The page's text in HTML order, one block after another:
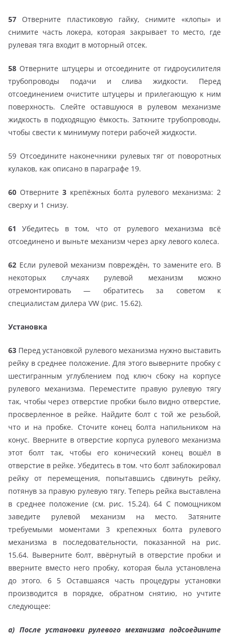
57 Отверните пластиковую гайку, снимите «клопы» и
снимите часть локера, которая закрывает то место, где
рулевая тяга входит в моторный отсек.
58 Отверните штуцеры и отсоедините от гидроусилителя
трубопроводы подачи и слива жидкости. Перед
отсоединением очистите штуцеры и прилегающую к ним
поверхность. Слейте оставшуюся в рулевом механизме
жидкость в подходящую ёмкость. Заткните трубопроводы,
чтобы свести к минимуму потери рабочей жидкости.
59 Отсоедините наконечники рулевых тяг от поворотных
кулаков, как описано в параграфе 19.
60 Отверните 3 крепёжных болта рулевого механизма: 2
сверху и 1 снизу.
61Убедитесь в том, что от рулевого механизма всё
отсоединено и выньте механизм через арку левого колеса.
62 Если рулевой механизм повреждён, то замените его. В
некоторых случаях рулевой механизм можно
отремонтировать — обратитесь за советом к
специалистам дилера VW (рис. 15.62).
Установка
63 Перед установкой рулевого механизма нужно выставить
рейку в среднее положение. Для этого выверните пробку с
шестигранным углублением под ключ сбоку на корпусе
рулевого механизма. Переместите правую рулевую тягу
так, чтобы через отверстие пробки было видно отверстие,
просверленное в рейке. Найдите болт с той же резьбой,
что и на пробке. Сточите конец болта напильником на
конус. Вверните в отверстие корпуса рулевого механизма
этот болт так, чтобы его конический конец вошёл в
отверстие в рейке. Убедитесь в том. что болт заблокировал
рейку от перемещения, попытавшись сдвинуть рейку,
потянув за правую рулевую тягу. Теперь рейка выставлена
в среднее положение (см. рис. 15.24). 64 С помощником
заведите рулевой механизм на место. Затяните
требуемыми моментами 3 крепежных болта рулевого
механизма в последовательности, показанной на рис.
15.64. Выверните болт, ввёрнутый в отверстие пробки и
вверните вместо него пробку, которая была установлена
до этого. 6 5 Оставшаяся часть процедуры установки
производится в порядке, обратном снятию, но учтите
следующее:
а) После установки рулевого механизма подсоедините